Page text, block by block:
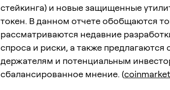
стейкинга) и новые защищенные
токен. В данном отчете обобщаются
рассматриваются недавние
спроса и риски, а также
держателям и потенциальным
сбалансированное мнение. (